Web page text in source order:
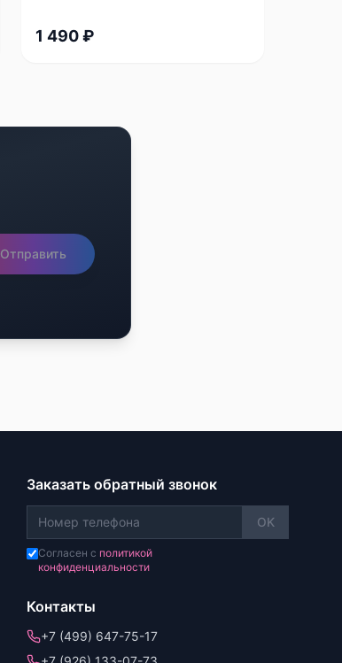
1 490 ₽
Отправить
Заказать обратный звонок
OK
Согласен с политикой
конфиденциальности
Контакты
+7 (499) 647-75-17